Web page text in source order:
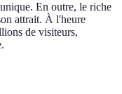
En outre, le riche
attrait. À l'heure
de visiteurs,